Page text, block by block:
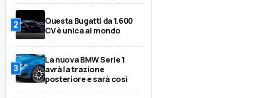
2
Questa Bugatti da 1.600
CV è unica al mondo
3
La nuova BMW Serie 1
avrà la trazione
posteriore e sarà così